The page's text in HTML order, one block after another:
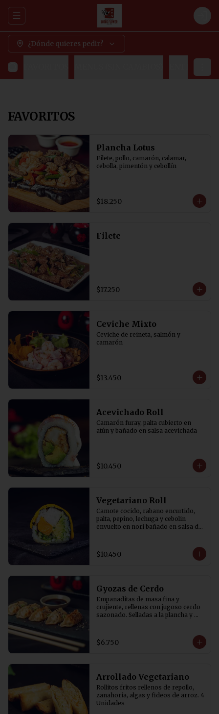
Abrir menu de navegación
¿Dónde quieres pedir?
FAVORITOS
Plancha Lotus
Filete, pollo, camarón, calamar,
cebolla, pimentón y cebollín
$18.250
Filete
$17.250
Ceviche Mixto
Ceviche de reineta, salmón y
camarón
$13.450
Acevichado Roll
Camarón furay, palta cubierto en
atún y bañado en salsa acevichada
$10.450
Vegetariano Roll
Camote cocido, rabano encurtido,
palta, pepino, lechuga y cebolin
envuelto en nori bañado en salsa de
$10.450
Gyozas de Cerdo
Empanaditas de masa fina y
crujiente, rellenas con jugoso cerdo
sazonado. Selladas a la plancha y
Acompañadas de salsa de soya con
un toque de vinagre. 5 Unidades
$6.750
Arrollado Vegetariano
Rollitos fritos rellenos de repollo,
zanahoria, algas y fideos de arroz. 4
Unidades